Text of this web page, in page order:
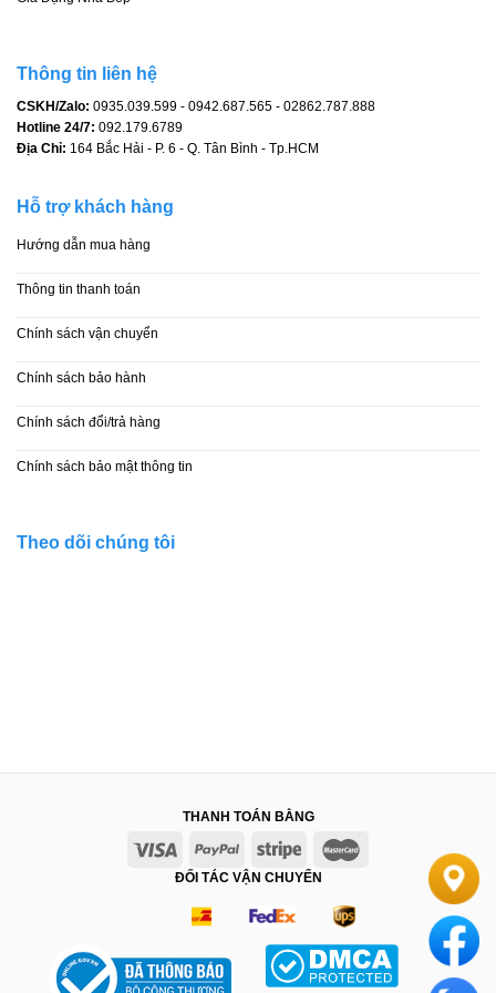
Thông tin liên hệ
CSKH/Zalo: 0935.039.599 - 0942.687.565 - 02862.787.888
Hotline 24/7: 092.179.6789
Địa Chỉ: 164 Bắc Hải - P. 6 - Q. Tân Bình - Tp.HCM
Hỗ trợ khách hàng
Hướng dẫn mua hàng
Thông tin thanh toán
Chính sách vận chuyển
Chính sách bảo hành
Chính sách đổi/trả hàng
Chính sách bảo mật thông tin
Theo dõi chúng tôi
THANH TOÁN BẰNG
ĐỐI TÁC VẬN CHUYỂN